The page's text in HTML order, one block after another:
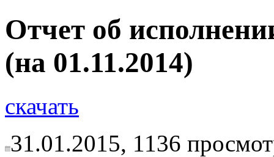
Отчет об
(на 01.11.2014)
скачать
31.01.2015, 1136